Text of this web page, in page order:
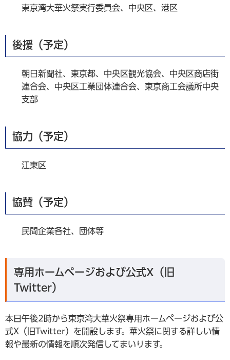
東京湾大華火祭実行委員会、中央区、港区
後援（予定）
朝日新聞社、東京都、中央区観光協会、中央区商店街
連合会、中央区工業団体連合会、東京商工会議所中央
支部
協力（予定）
江東区
協賛（予定）
民間企業各社、団体等
専用ホームページおよび公式X（旧
Twitter）
本日午後2時から東京湾大華火祭専用ホームページおよび公
式X（旧Twitter）を開設します。華火祭に関する詳しい情
報や最新の情報を順次発信してまいります。